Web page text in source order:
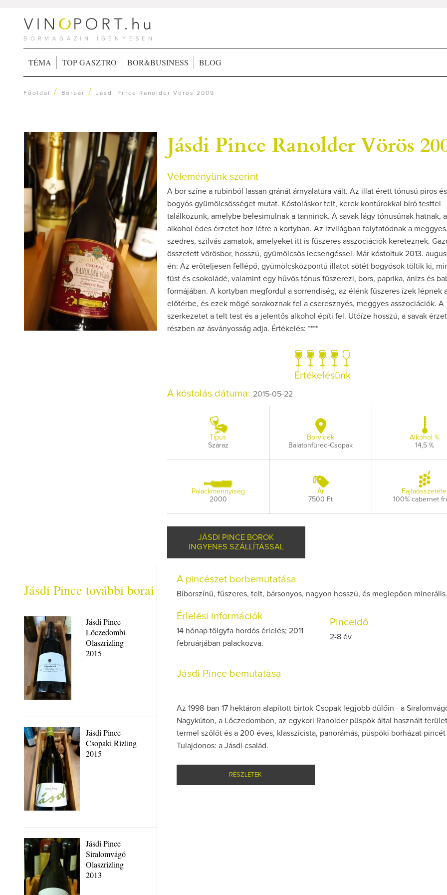
BORMAGAZIN IGÉNYESEN
TÉMA TOP GASZTRO BOR&BUSINESS BLOG
Főoldal / Borbár /Jásdi Pince Ranolder Vörös 2009
Jásdi Pince Ranolder Vörös
Véleményünk szerint
A bor színe a rubinból lassan gránát árnyalatúra vált. Az illat érett tónusú piros
bogyós gyümölcsösséget mutat. Kóstoláskor telt, kerek kontúrokkal bíró testtel
találkozunk, amelybe belesimulnak a tanninok. A savak lágy tónusúnak hatnak,
alkohol édes érzetet hoz létre a kortyban. Az ízvilágban folytatódnak a meggyes,
szedres, szilvás zamatok, amelyeket itt is fűszeres asszociációk kereteznek.
összetett vörösbor, hosszú, gyümölcsös lecsengéssel. Már kóstoltuk 2013.
én: Az erőteljesen fellépő, gyümölcsközpontú illatot sötét bogyósok töltik ki,
füst és csokoládé, valamint egy hűvös tónus fűszerezi, bors, paprika, ánizs és
formájában. A kortyban megfordul a sorrendiség, az élénk fűszeres ízek lépnek
előtérbe, és ezek mögé sorakoznak fel a cseresznyés, meggyes asszociációk. A
szerkezetet a telt test és a jelentős alkohol építi fel. Utóíze hosszú, a savak
részben az ásványosság adja. Értékelés: ****
Értékelésünk
A kóstolás dátuma: 2015-05-22
Típus
Száraz
Borvidék
Balatonfüred-Csopak
Alkohol %
14,5 %
Palackmennyiség
2000
Ár
7500 Ft
Fajtaösszetétel
100% cabernet
JÁSDI PINCE BOROK
INGYENES SZÁLLÍTÁSSAL
Jásdi Pince további borai
Jásdi Pince
Lőczedombi
Olaszrizling
2015
Jásdi Pince
Csopaki Rizling
2015
Jásdi Pince
Siralomvágó
Olaszrizling
2013
A pincészet borbemutatása
Bíborszínű, fűszeres, telt, bársonyos, nagyon hosszú, és meglepően minerális.
Érlelési információk
14 hónap tölgyfa hordós érlelés; 2011
februárjában palackozva.
Pinceidő
2-8 év
Jásdi Pince bemutatása
Az 1998-ban 17 hektáron alapított birtok Csopak legjobb dűlőin - a
Nagykúton, a Lőczedombon, az egykori Ranolder püspök által használt
termel szőlőt és a 200 éves, klasszicista, panorámás, püspöki borházat pincét
Tulajdonos: a Jásdi család.
RÉSZLETEK
Így lesz valaki
borász #26 -